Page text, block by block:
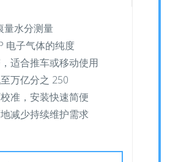
量水分测量
电子气体的纯度
适合推车或移动使用
万亿分之 250
准，安装快速简便
减少持续维护需求